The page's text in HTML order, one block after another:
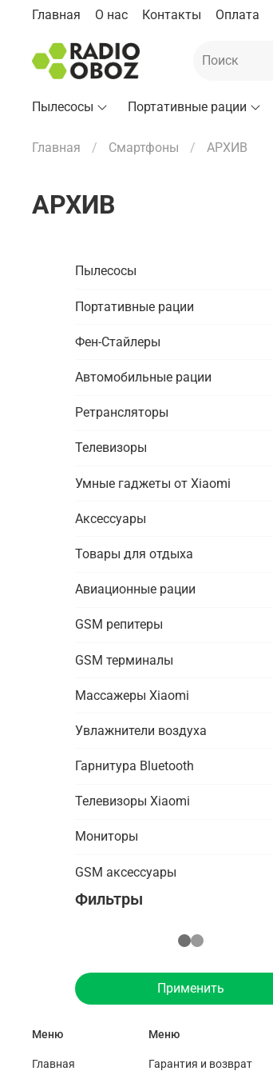
Главная О нас Контакты Оплата
Пылесосы Портативные рации
Главная Смартфоны АРХИВ
АРХИВ
Пылесосы
Портативные рации
Фен-Стайлеры
Автомобильные рации
Ретрансляторы
Телевизоры
Умные гаджеты от Xiaomi
Аксессуары
Товары для отдыха
Авиационные рации
GSM репитеры
GSM терминалы
Массажеры Xiaomi
Увлажнители воздуха
Гарнитура Bluetooth
Телевизоры Xiaomi
Мониторы
GSM аксессуары
Фильтры
Применить
Меню
Главная
Меню
Гарантия и возврат